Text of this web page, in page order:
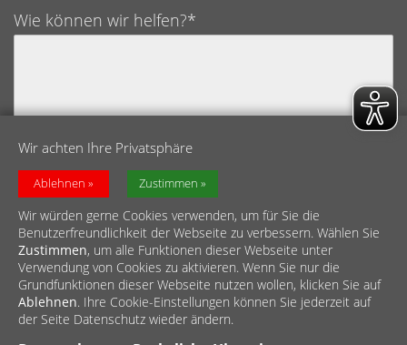
Wir achten Ihre Privatsphäre
Ablehnen Zustimmen
Wir würden gerne Cookies verwenden, um für Sie die
Benutzerfreundlichkeit der Webseite zu verbessern. Wählen Sie
Zustimmen, um alle Funktionen dieser Webseite unter
Verwendung von Cookies zu aktivieren. Wenn Sie nur die
Grundfunktionen dieser Webseite nutzen wollen, klicken Sie auf
Ablehnen. Ihre Cookie-Einstellungen können Sie jederzeit auf
der Seite Datenschutz wieder ändern.
Wie können wir helfen?*
Datenschutz*
Ich bestätige hiermit, die Datenschutzerklärung
gelesen und verstanden zu haben.